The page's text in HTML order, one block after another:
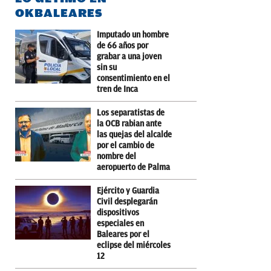
OKBALEARES
Imputado un hombre
de 66 años por
grabar a una joven
sin su
consentimiento en el
tren de Inca
Los separatistas de
la OCB rabian ante
las quejas del alcalde
por el cambio de
nombre del
aeropuerto de Palma
Ejército y Guardia
Civil desplegarán
dispositivos
especiales en
Baleares por el
eclipse del miércoles
12